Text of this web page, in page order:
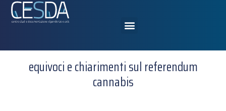
equivoci e chiarimenti sul referendum
cannabis